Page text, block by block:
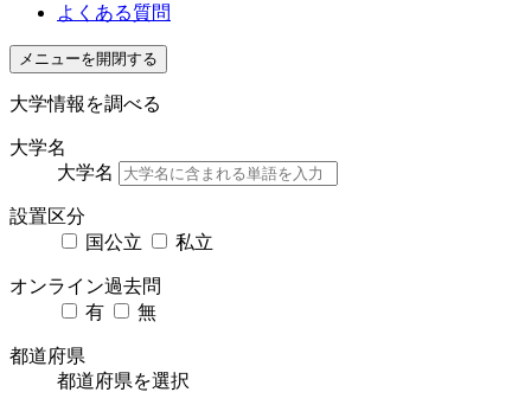
よくある質問
メニューを開閉する
大学情報を調べる
大学名
大学名
設置区分
国公立
私立
オンライン過去問
有
無
都道府県
都道府県を選択